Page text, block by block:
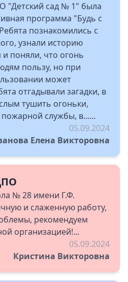
"Детский сад № 1" была
программа "Будь с
познакомились с
узнали историю
поняли, что огонь
пользу, но при
может
отгадывали загадки, в
тушить огоньки,
службы, в......
05.09.2024
Елена Викторовна
№ 28 имени Г.Ф.
и слаженную работу,
рекомендуем
организацией!...
05.09.2024
Кристина Викторовна